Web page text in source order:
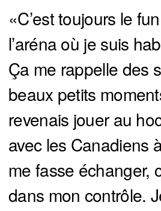
«C’est toujours le
l’aréna où je suis
Ça me rappelle des
beaux petits
revenais jouer au
avec les Canadiens
me fasse échanger,
dans mon contrôle.